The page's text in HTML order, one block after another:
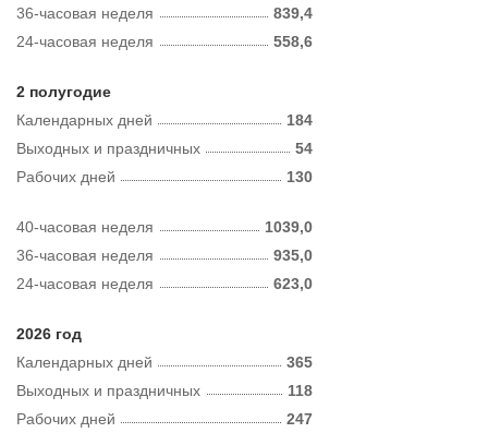
36-часовая неделя
839,4
24-часовая неделя
558,6
2 полугодие
Календарных дней
184
Рабочих дней 130
Выходных и праздничных 54
40-часовая неделя
1039,0
36-часовая неделя
935,0
24-часовая неделя
623,0
2026 год
Календарных дней
365
Рабочих дней 247
Выходных и праздничных 118